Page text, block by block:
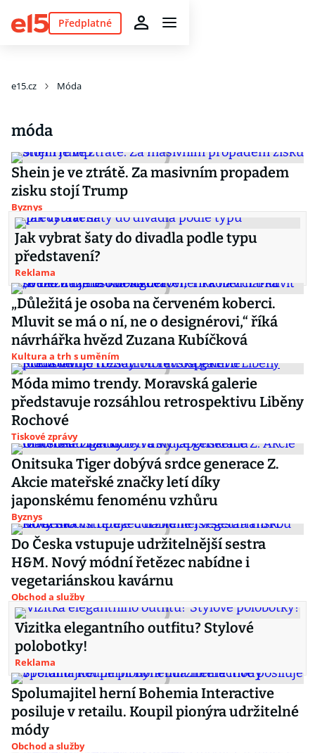
Předplatné
e15.cz Móda
móda
Shein je ve ztrátě. Za masivním propadem
zisku stojí Trump
Byznys
Jak vybrat šaty do divadla podle typu
představení?
Reklama
„Důležitá je osoba na červeném koberci.
Mluvit se má o ní, ne o designérovi,“ říká
návrhářka hvězd Zuzana Kubíčková
Kultura a trh s uměním
Móda mimo trendy. Moravská galerie
představuje rozsáhlou retrospektivu Liběny
Rochové
Tiskové zprávy
Onitsuka Tiger dobývá srdce generace Z.
Akcie mateřské značky letí díky
japonskému fenoménu vzhůru
Byznys
Do Česka vstupuje udržitelnější sestra
H&M. Nový módní řetězec nabídne i
vegetariánskou kavárnu
Obchod a služby
Vizitka elegantního outfitu? Stylové
polobotky!
Reklama
Spolumajitel herní Bohemia Interactive
posiluje v retailu. Koupil pionýra udržitelné
módy
Obchod a služby